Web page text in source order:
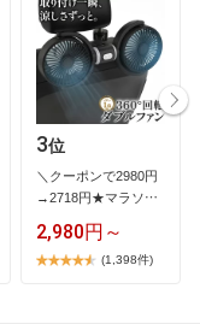
3位
＼​ク​ー​ポ​ン​で​2​9​8​0​円​
→​2​7​1​8​円​★​マ​ラ​ソ​ン​
2,980円～
(1,398件)